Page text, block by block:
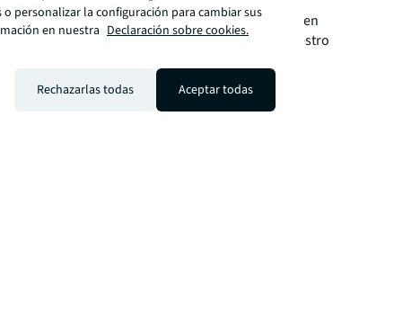
informe Informe sobre el sector alimentación en
cómo está evolucionando este mercado en nuestro
personalizar la configuración para cambiar sus
en nuestra Declaración sobre cookies.
Rechazarlas todas Aceptar todas